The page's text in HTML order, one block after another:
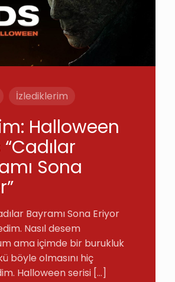
İzlediklerim
Halloween
Sona
Bayramı Sona Eriyor
Nasıl desem
ama içimde bir burukluk
böyle olmasını hiç
Halloween serisi […]